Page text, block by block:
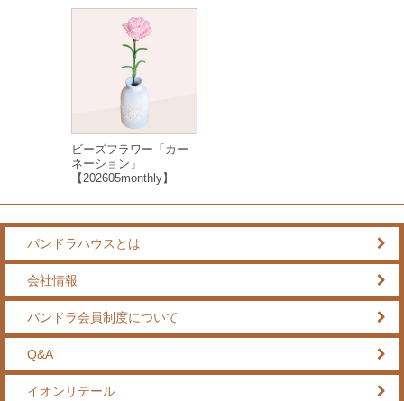
ビーズフラワー「カー
ネーション」
【202605monthly】
パンドラハウスとは
会社情報
パンドラ会員制度について
Q&A
イオンリテール